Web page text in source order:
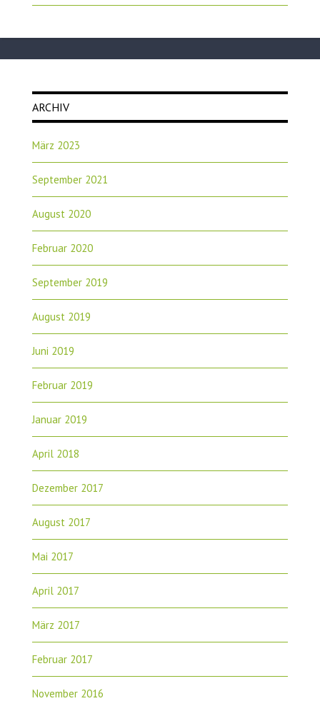
ARCHIV
März 2023
September 2021
August 2020
Februar 2020
September 2019
August 2019
Juni 2019
Februar 2019
Januar 2019
April 2018
Dezember 2017
August 2017
Mai 2017
April 2017
März 2017
Februar 2017
November 2016